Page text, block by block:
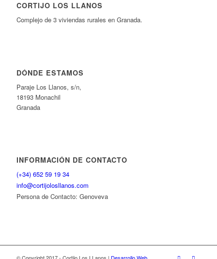
CORTIJO LOS LLANOS
Complejo de 3 viviendas rurales en Granada.
DÓNDE ESTAMOS
Paraje Los Llanos, s/n,
18193 Monachil
Granada
INFORMACIÓN DE CONTACTO
(+34) 652 59 19 34
info@cortijolosllanos.com
Persona de Contacto: Genoveva